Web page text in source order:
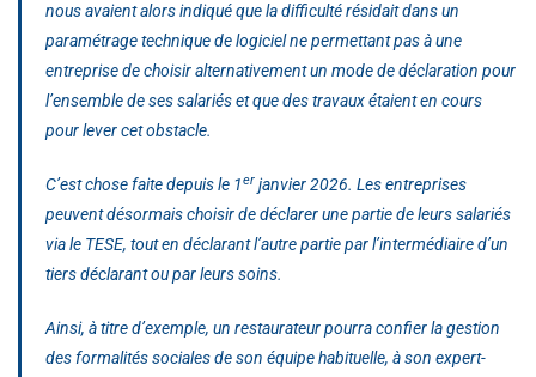
nous avaient alors indiqué que la difficulté résidait dans un
paramétrage technique de logiciel ne permettant pas à une
entreprise de choisir alternativement un mode de déclaration pour
l’ensemble de ses salariés et que des travaux étaient en cours
pour lever cet obstacle.
C’est chose faite depuis le 1er janvier 2026. Les entreprises
peuvent désormais choisir de déclarer une partie de leurs salariés
via le TESE, tout en déclarant l’autre partie par l’intermédiaire d’un
tiers déclarant ou par leurs soins.
Ainsi, à titre d’exemple, un restaurateur pourra confier la gestion
des formalités sociales de son équipe habituelle, à son expert-